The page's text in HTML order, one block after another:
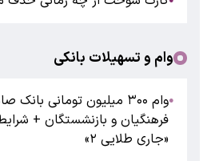
وام و تسهیلات بانکی
●
وام ۳۰۰ میلیون تومانی بانک
فرهنگیان و بازنشستگان +
«جاری طلایی ۲»